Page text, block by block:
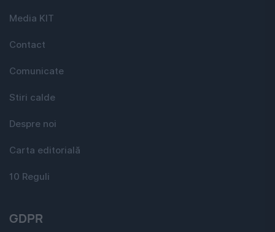
Media KIT
Contact
Comunicate
Stiri calde
Despre noi
Carta editorială
10 Reguli
GDPR